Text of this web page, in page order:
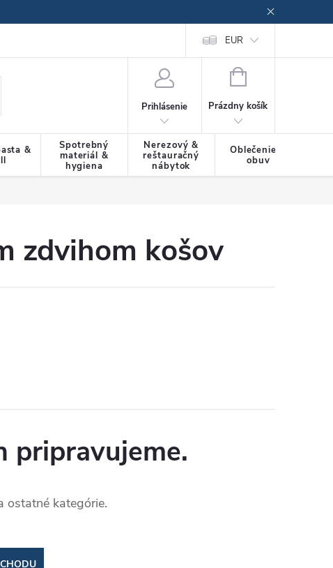
EUR
Prihlásenie
NÁKUPNÝ
Prázdny košík
&
Spotrebný
materiál &
hygiena
Nerezový &
reštauračný
nábytok
Oblečenie &
obuv
zdvihom košov
pripravujeme.
ostatné kategórie.